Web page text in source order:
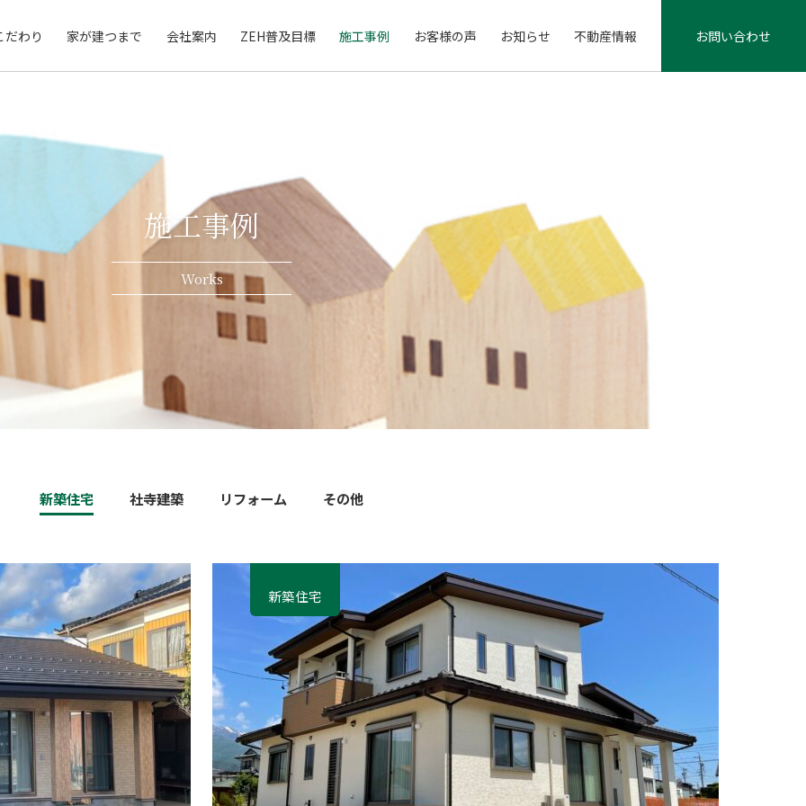
だわり 家が建つまで 会社案内 ZEH普及目標 施工事例 お客様の声 お知らせ 不動産情報 お問い合わせ
施工事例
Works
新築住宅 社寺建築 リフォーム その他
新築住宅